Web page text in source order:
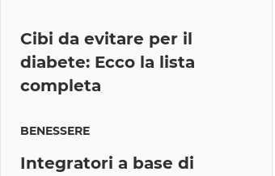
Cibi da evitare per il
diabete: Ecco la lista
completa
BENESSERE
Integratori a base di